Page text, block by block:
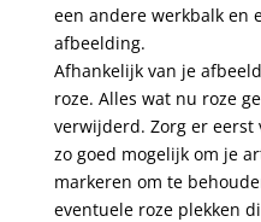
een andere werkbalk en
afbeelding.
Afhankelijk van je
roze. Alles wat nu roze
verwijderd. Zorg er
zo goed mogelijk om je
markeren om te
eventuele roze plekken